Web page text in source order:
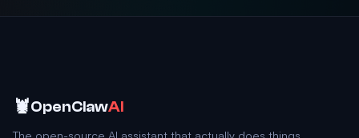
🦞OpenClawAI
The open-source AI assistant that actually does things.